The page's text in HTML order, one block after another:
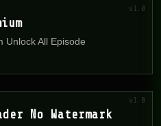
Unlock All Episode
v1.0
No Watermark
v1.0